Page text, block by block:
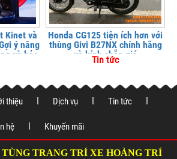
Kinet và
ý nâng
và bảo
Honda CG125 tiện ích hơn với
thùng Givi B27NX chính hãng
và kính chắn gió
Tin tức
thiệu Dịch vụ Tin tức
hệ Khuyến mãi
TRANG TRÍ XE HOÀNG TRÍ